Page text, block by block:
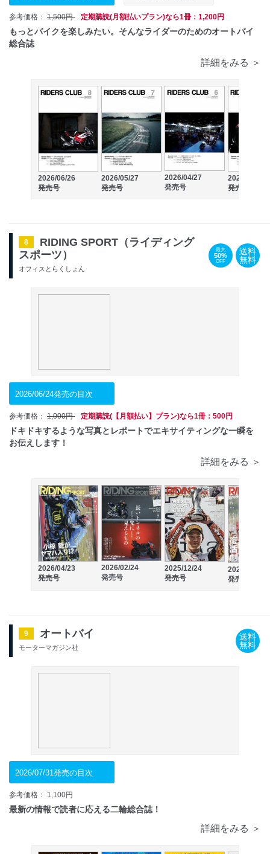
参考価格： 1,500円 定期購読(月額払いプラン)なら1冊：1,200円
もっとバイクを楽しみたい。そんなライダーのためのオートバイ
総合誌
詳細をみる ＞
2026/06/26
発売号
2026/05/27
発売号
2026/04/27
発売号
2026/03/27
発売号
8
RIDING SPORT（ライディング
スポーツ）
オフィスとらくしょん
最大
50%
OFF
送料
無料
2026/06/24発売の目次
参考価格： 1,000円 定期購読(【月額払い】プラン)なら1冊：500円
ドキドキするような写真とレポートでエキサイティングな一瞬を
お伝えします！
詳細をみる ＞
2026/04/23
発売号
2026/02/24
発売号
2025/12/24
発売号
2025/10/23
発売号
9 オートバイ
モーターマガジン社
送料
無料
2026/07/31発売の目次
参考価格： 1,100円
最新の情報で読者に応える二輪総合誌！
詳細をみる ＞